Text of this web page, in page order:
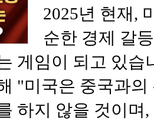
2025년 현재,
순한 경제 갈
게임이 되고 있습
"미국은 중국과
하지 않을 것이며